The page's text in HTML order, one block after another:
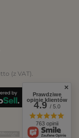
(z VAT).
Prawdziwe
opinie klientów
4.9/ 5.0
763 opinii